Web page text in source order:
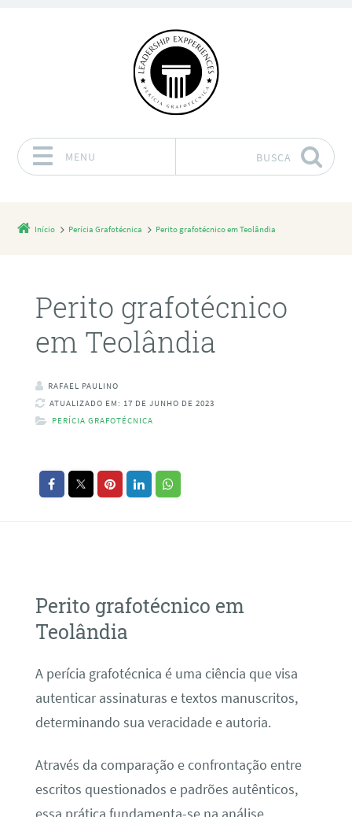
MENU BUSCA
Início Perícia Grafotécnica Perito grafotécnico em Teolândia
Perito grafotécnico
em Teolândia
RAFAEL PAULINO
ATUALIZADO EM: 17 DE JUNHO DE 2023
PERÍCIA GRAFOTÉCNICA
Perito grafotécnico em
Teolândia
A perícia grafotécnica é uma ciência que visa
autenticar assinaturas e textos manuscritos,
determinando sua veracidade e autoria.
Através da comparação e confrontação entre
escritos questionados e padrões autênticos,